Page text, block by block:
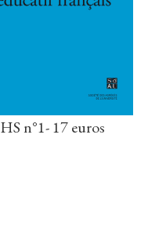
HS n°1- 17 euros